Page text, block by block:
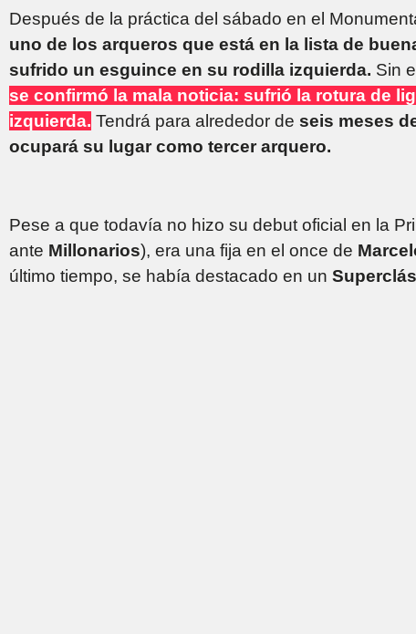
Después de la práctica del sábado en el
uno de los arqueros que está en la lista de
sufrido un esguince en su rodilla izquierda. Sin
se confirmó la mala noticia: sufrió la rotura de
izquierda. Tendrá para alrededor de seis meses
ocupará su lugar como tercer arquero.
Pese a que todavía no hizo su debut oficial en la
ante Millonarios), era una fija en el once de
último tiempo, se había destacado en un